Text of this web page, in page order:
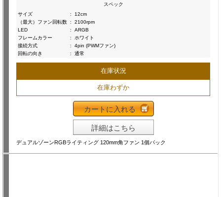
スペック
サイズ
:
12cm
（最大）ファン回転数 :
2100rpm
LED
:
ARGB
フレームカラー
:
ホワイト
接続方式
:
4pin (PWMファン)
回転の向き
: 通常
在庫状況
在庫わずか
カートに入れる
詳細はこちら
デュアルゾーンRGBライティング 120mm角ファン 1個パック